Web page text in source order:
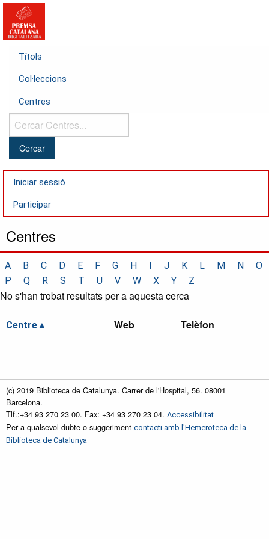
Títols
Col·leccions
Centres
Cercar
Centres...
Iniciar sessió
Participar
Centres
A B C D E F G H I J K L M N
O
P
Q R S T U V W X Y Z
No s'han trobat resultats per a aquesta cerca
Centre Web Telèfon
(c) 2019 Biblioteca de Catalunya. Carrer de l'Hospital, 56. 08001
Barcelona.
Tlf.:+34 93 270 23 00. Fax: +34 93 270 23 04. Accessibilitat
Per a qualsevol dubte o suggeriment contacti amb l'Hemeroteca de la
Biblioteca de Catalunya